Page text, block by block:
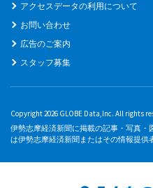
アクセスデータの利用について
お問い合わせ
広告のご案内
スタッフ募集
Copyright 2026 GLOBE Data,Inc. All rights
伊勢志摩経済新聞に掲載の記事・写真
は伊勢志摩経済新聞またはその情報提供